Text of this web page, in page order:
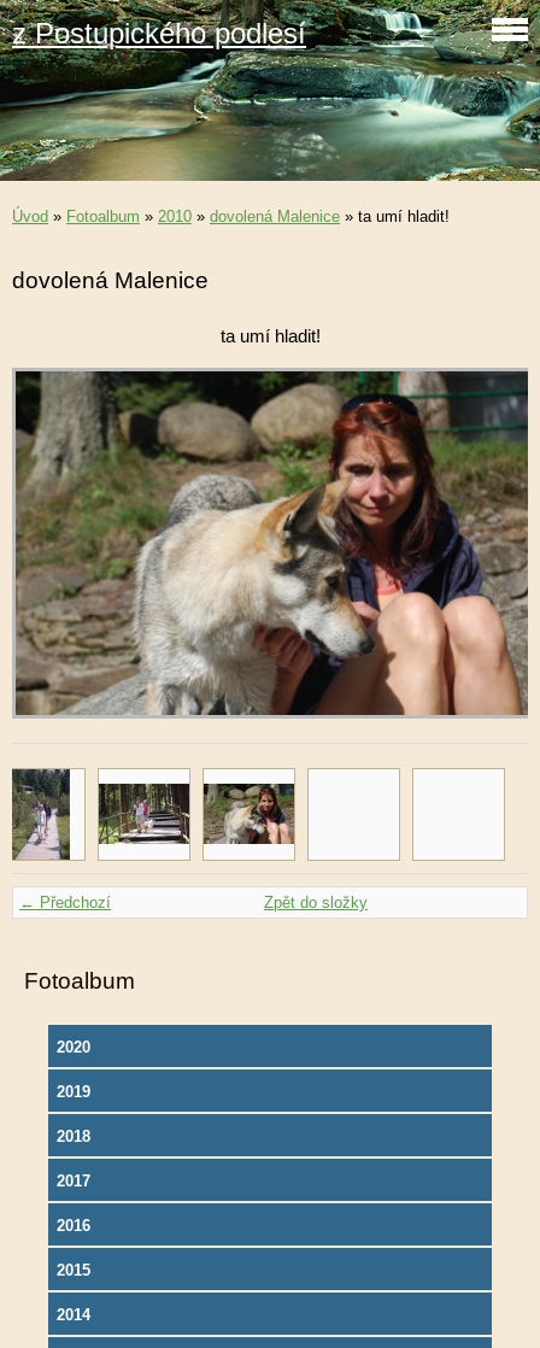
z Postupického podlesí
Úvod » Fotoalbum » 2010 » dovolená Malenice » ta umí hladit!
dovolená Malenice
ta umí hladit!
← Předchozí Zpět do složky
Fotoalbum
2020
2019
2018
2017
2016
2015
2014